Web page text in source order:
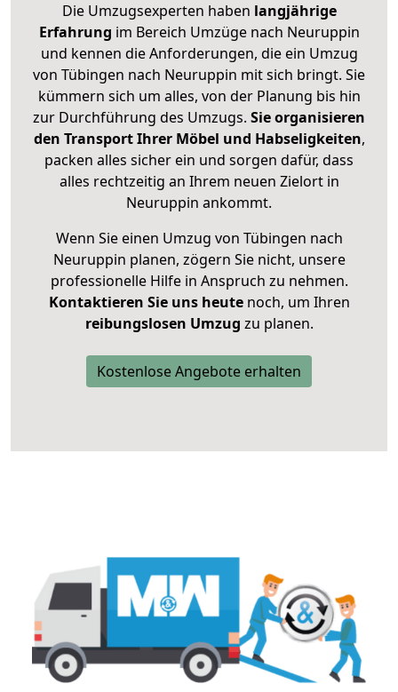
Die Umzugsexperten haben langjährige
Erfahrung im Bereich Umzüge nach Neuruppin
und kennen die Anforderungen, die ein Umzug
von Tübingen nach Neuruppin mit sich bringt. Sie
kümmern sich um alles, von der Planung bis hin
zur Durchführung des Umzugs. Sie organisieren
den Transport Ihrer Möbel und Habseligkeiten,
packen alles sicher ein und sorgen dafür, dass
alles rechtzeitig an Ihrem neuen Zielort in
Neuruppin ankommt.
Wenn Sie einen Umzug von Tübingen nach
Neuruppin planen, zögern Sie nicht, unsere
professionelle Hilfe in Anspruch zu nehmen.
Kontaktieren Sie uns heutenoch, um Ihren
reibungslosen Umzug zu planen.
Kostenlose Angebote erhalten